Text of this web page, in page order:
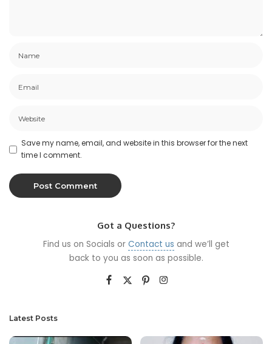
Save my name, email, and website in this browser for the next
time I comment.
Got a Questions?
Find us on Socials or Contact us and we’ll get
back to you as soon as possible.
Latest Posts